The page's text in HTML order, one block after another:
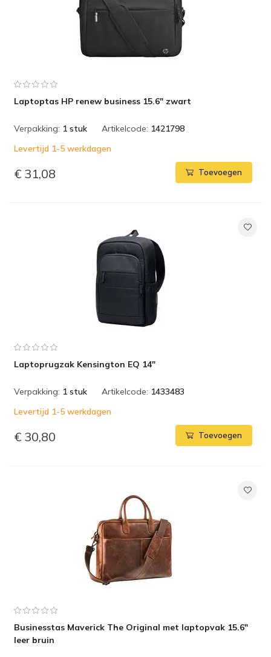
Laptoptas HP renew business 15.6" zwart
Verpakking: 1 stuk Artikelcode: 1421798
Levertijd 1-5 werkdagen
€ 31,08 Toevoegen
Laptoprugzak Kensington EQ 14"
Verpakking: 1 stuk Artikelcode: 1433483
Levertijd 1-5 werkdagen
€ 30,80 Toevoegen
Businesstas Maverick The Original met laptopvak 15.6"
leer bruin